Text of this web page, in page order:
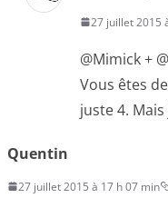
27 juillet 2015
@Mimick +
Vous êtes
juste 4.
Quentin
27 juillet 2015 à 17 h 07 min